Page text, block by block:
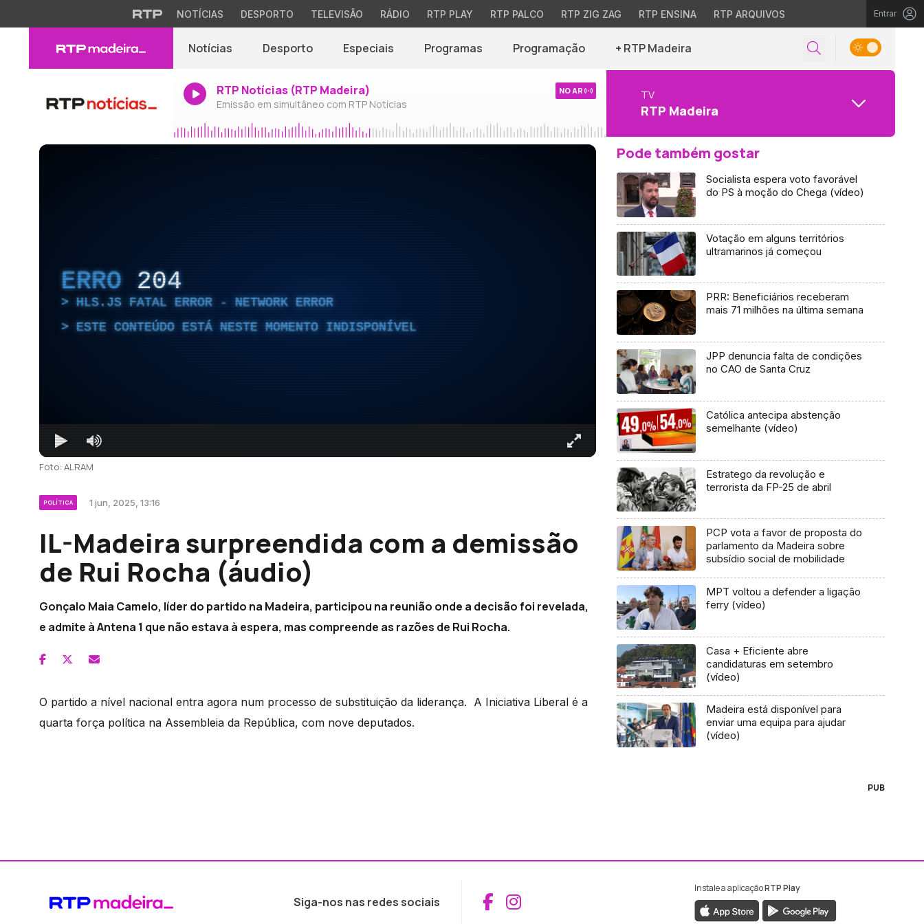
NOTÍCIAS DESPORTO TELEVISÃO RÁDIO RTP PLAY RTP PALCO RTP ZIG ZAG RTP ENSINA RTP ARQUIVOS Entrar
Notícias Desporto Especiais Programas Programação + RTP Madeira
RTP Notícias (RTP Madeira)
Emissão em simultâneo com RTP Notícias
NO AR TV
RTP Madeira
ERRO 204
HLS.JS FATAL ERROR - NETWORK ERROR
ESTE CONTEÚDO ESTÁ NESTE MOMENTO INDISPONÍVEL
Foto: ALRAM
POLÍTICA 1 jun, 2025, 13:16
IL-Madeira surpreendida com a demissão
de Rui Rocha (áudio)
Gonçalo Maia Camelo, líder do partido na Madeira, participou na reunião onde a decisão foi revelada,
e admite à Antena 1 que não estava à espera, mas compreende as razões de Rui Rocha.
O partido a nível nacional entra agora num processo de substituição da liderança. A Iniciativa Liberal é a
quarta força política na Assembleia da República, com nove deputados.
Pode também gostar
Socialista espera voto favorável
do PS à moção do Chega (vídeo)
Votação em alguns territórios
ultramarinos já começou
PRR: Beneficiários receberam
mais 71 milhões na última semana
JPP denuncia falta de condições
no CAO de Santa Cruz
Católica antecipa abstenção
semelhante (vídeo)
Estratego da revolução e
terrorista da FP-25 de abril
PCP vota a favor de proposta do
parlamento da Madeira sobre
subsídio social de mobilidade
MPT voltou a defender a ligação
ferry (vídeo)
Casa + Eficiente abre
candidaturas em setembro
(vídeo)
Madeira está disponível para
enviar uma equipa para ajudar
(vídeo)
PUB
Siga-nos nas redes sociais Aceder ao Facebook da RTP Madeira
Aceder ao Instagram da RTP Madeira
Instale a aplicaçãoRTP Play